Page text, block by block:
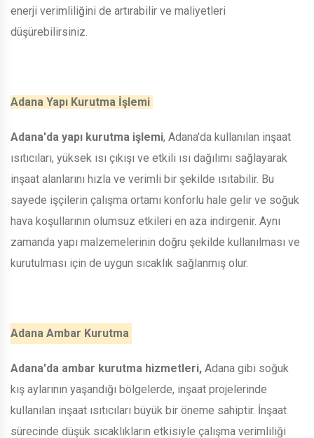
enerji verimliliğini de artırabilir ve maliyetleri
düşürebilirsiniz.
Adana Yapı Kurutma İşlemi
Adana'da yapı kurutma işlemi, Adana'da kullanılan inşaat
ısıtıcıları, yüksek ısı çıkışı ve etkili ısı dağılımı sağlayarak
inşaat alanlarını hızla ve verimli bir şekilde ısıtabilir. Bu
sayede işçilerin çalışma ortamı konforlu hale gelir ve soğuk
hava koşullarının olumsuz etkileri en aza indirgenir. Aynı
zamanda yapı malzemelerinin doğru şekilde kullanılması ve
kurutulması için de uygun sıcaklık sağlanmış olur.
Adana Ambar Kurutma
Adana'da ambar kurutma hizmetleri, Adana gibi soğuk
kış aylarının yaşandığı bölgelerde, inşaat projelerinde
kullanılan inşaat ısıtıcıları büyük bir öneme sahiptir. İnşaat
sürecinde düşük sıcaklıkların etkisiyle çalışma verimliliği